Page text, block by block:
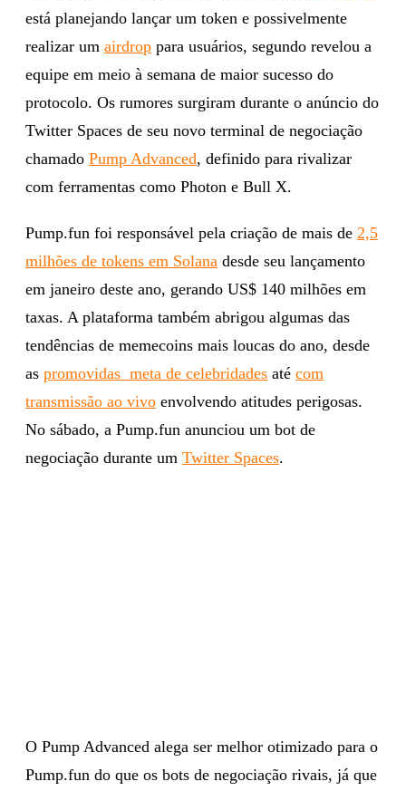
está planejando lançar um token e possivelmente
realizar um airdrop para usuários, segundo revelou a
equipe em meio à semana de maior sucesso do
protocolo. Os rumores surgiram durante o anúncio do
Twitter Spaces de seu novo terminal de negociação
chamado Pump Advanced, definido para rivalizar
com ferramentas como Photon e Bull X.
Pump.fun foi responsável pela criação de mais de 2,5
milhões de tokens em Solana desde seu lançamento
em janeiro deste ano, gerando US$ 140 milhões em
taxas. A plataforma também abrigou algumas das
tendências de memecoins mais loucas do ano, desde
as promovidas meta de celebridades até com
transmissão ao vivo envolvendo atitudes perigosas.
No sábado, a Pump.fun anunciou um bot de
negociação durante um Twitter Spaces.
O Pump Advanced alega ser melhor otimizado para o
Pump.fun do que os bots de negociação rivais, já que